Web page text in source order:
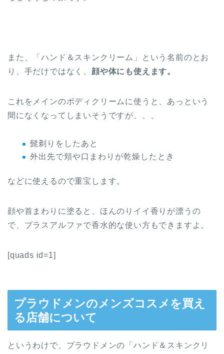
また、「ハンド＆スキンクリーム」という名前のとお
り、手だけではなく、 顔や体にも使えます。
これをメインのボディクリームに使うと、あっという
間になくなってしまいそうですが、、、
髭剃りをしたあと
外出先で頬や口まわりが乾燥したとき
などに使えるので重宝します。
顔や首まわりに塗ると、ほんのりイイ香りが漂うの
で、プラスアルファで香水的な使い方もできますよ。
[quads id=1]
プラウドメンのメンズコスメを買え
る店舗について
というわけで、プラウドメンの「ハンド＆スキンクリ